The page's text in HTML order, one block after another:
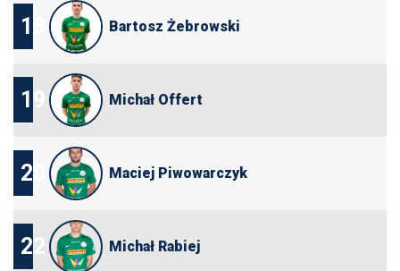
18 Bartosz Żebrowski
19 Michał Offert
20 Maciej Piwowarczyk
22 Michał Rabiej